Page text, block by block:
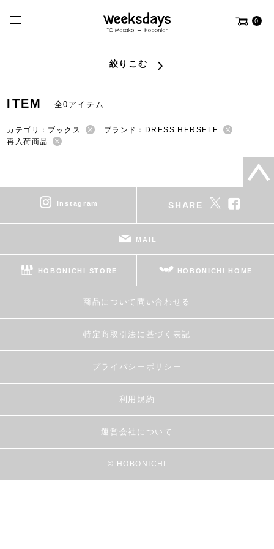
0
絞りこむ
ITEM 全0アイテム
カテゴリ：ブックス
ブランド：DRESS HERSELF
再入荷商品
instagram SHARE
MAIL
HOBONICHI STORE HOBONICHI HOME
商品について問い合わせる
特定商取引法に基づく表記
プライバシーポリシー
利用規約
運営会社について
© HOBONICHI